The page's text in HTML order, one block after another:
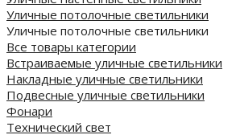
Уличные потолочные светильники
Уличные потолочные светильники
Все товары категории
Встраиваемые уличные светильники
Накладные уличные светильники
Подвесные уличные светильники
Фонари
Технический свет